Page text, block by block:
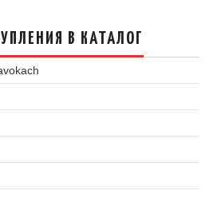
В КАТАЛОГ